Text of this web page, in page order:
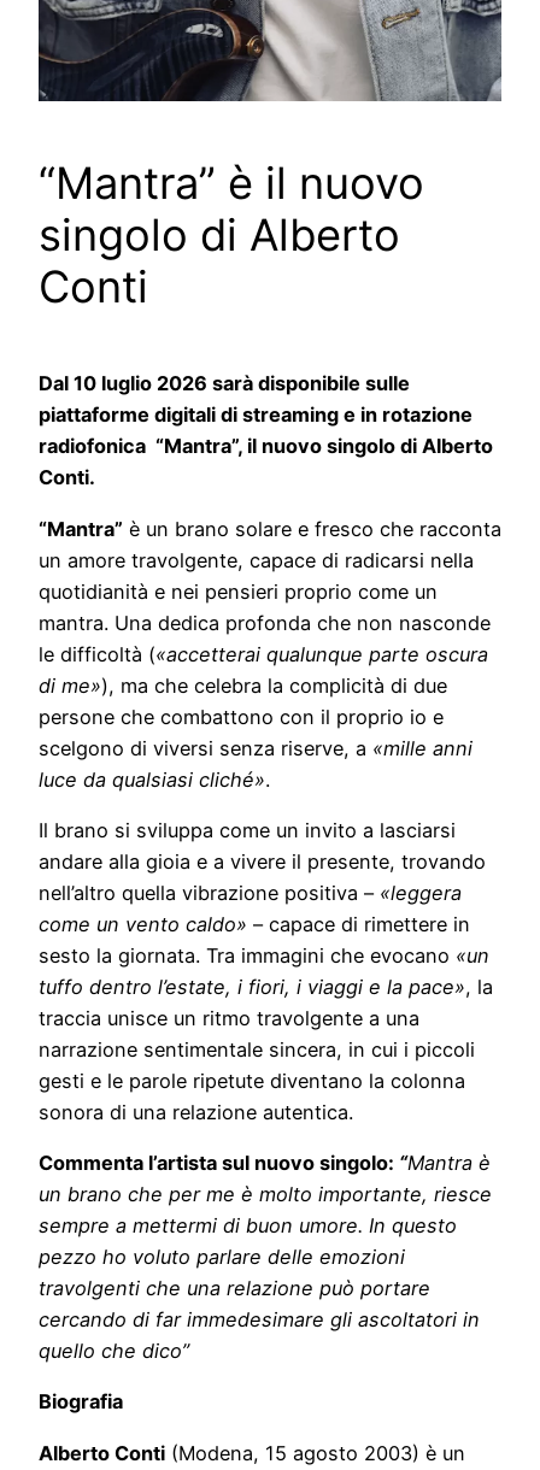
“Mantra” è il nuovo
singolo di Alberto
Conti
Dal 10 luglio 2026 sarà disponibile sulle
piattaforme digitali di streaming e in rotazione
radiofonica “Mantra”, il nuovo singolo di Alberto
Conti.
“Mantra” è un brano solare e fresco che racconta
un amore travolgente, capace di radicarsi nella
quotidianità e nei pensieri proprio come un
mantra. Una dedica profonda che non nasconde
le difficoltà («accetterai qualunque parte oscura
di me»), ma che celebra la complicità di due
persone che combattono con il proprio io e
scelgono di viversi senza riserve, a «mille anni
luce da qualsiasi cliché».
Il brano si sviluppa come un invito a lasciarsi
andare alla gioia e a vivere il presente, trovando
nell’altro quella vibrazione positiva – «leggera
come un vento caldo» – capace di rimettere in
sesto la giornata. Tra immagini che evocano «un
tuffo dentro l’estate, i fiori, i viaggi e la pace», la
traccia unisce un ritmo travolgente a una
narrazione sentimentale sincera, in cui i piccoli
gesti e le parole ripetute diventano la colonna
sonora di una relazione autentica.
Commenta l’artista sul nuovo singolo: “Mantra è
un brano che per me è molto importante, riesce
sempre a mettermi di buon umore. In questo
pezzo ho voluto parlare delle emozioni
travolgenti che una relazione può portare
cercando di far immedesimare gli ascoltatori in
quello che dico”
Biografia
Alberto Conti (Modena, 15 agosto 2003) è un